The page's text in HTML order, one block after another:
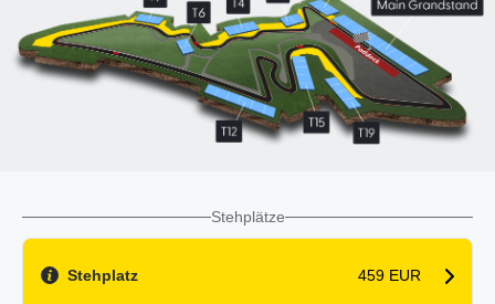
Stehplätze
Stehplatz 459 EUR